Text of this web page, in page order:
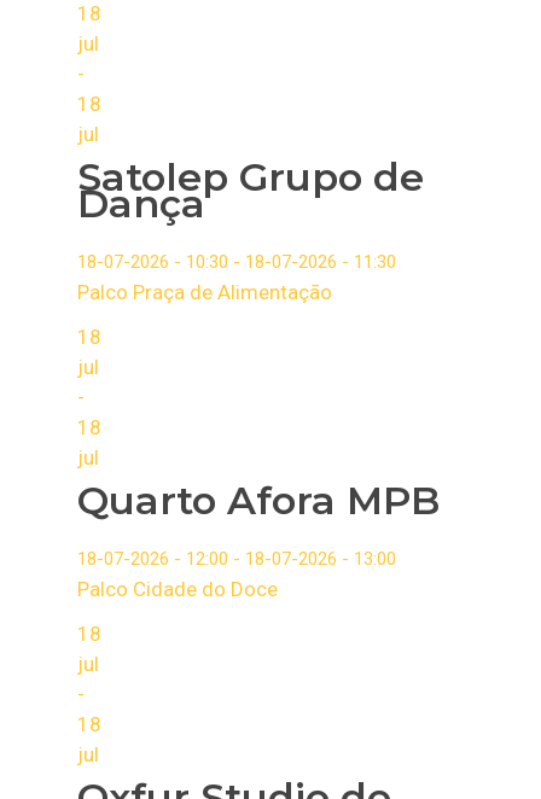
18
jul
-
18
jul
Satolep Grupo de
Dança
18-07-2026 - 10:30 - 18-07-2026 - 11:30
Palco Praça de Alimentação
18
jul
-
18
jul
Quarto Afora MPB
18-07-2026 - 12:00 - 18-07-2026 - 13:00
Palco Cidade do Doce
18
jul
-
18
jul